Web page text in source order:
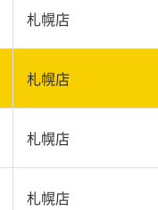
札幌店
札幌店
札幌店
札幌店